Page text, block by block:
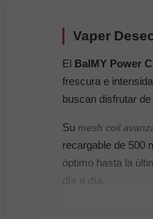
Vaper
El BalMY Power
frescura e
buscan disfrutar
Su mesh coil
recargable de 500
óptimo hasta la
día a día.
Descubre más